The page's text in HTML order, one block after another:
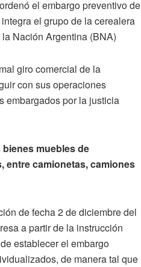
el embargo preventivo de
el grupo de la cerealera
Nación Argentina (BNA)
giro comercial de la
con sus operaciones
embargados por la justicia
muebles de
entre camionetas, camiones
de fecha 2 de diciembre del
a partir de la instrucción
establecer el embargo
de manera tal que